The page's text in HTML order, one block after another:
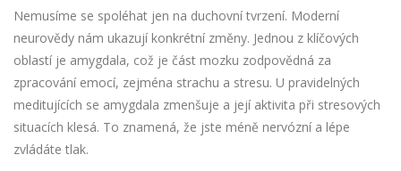
Nemusíme se spoléhat jen na duchovní tvrzení. Moderní
neurovědy nám ukazují konkrétní změny. Jednou z klíčových
oblastí je amygdala, což je část mozku zodpovědná za
zpracování emocí, zejména strachu a stresu. U pravidelných
meditujících se amygdala zmenšuje a její aktivita při stresových
situacích klesá. To znamená, že jste méně nervózní a lépe
zvládáte tlak.